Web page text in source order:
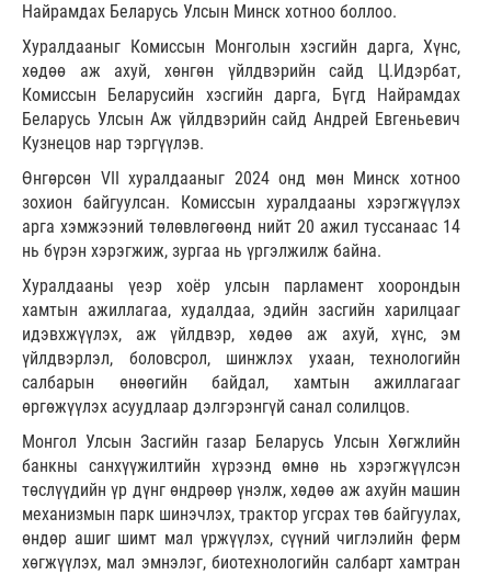
Найрамдах Беларусь Улсын Минск хотноо боллоо.
Хуралдааныг Комиссын Монголын хэсгийн дарга, Хүнс,
хөдөө аж ахуй, хөнгөн үйлдвэрийн сайд Ц.Идэрбат,
Комиссын Беларусийн хэсгийн дарга, Бүгд Найрамдах
Беларусь Улсын Аж үйлдвэрийн сайд Андрей Евгеньевич
Кузнецов нар тэргүүлэв.
Өнгөрсөн VII хуралдааныг 2024 онд мөн Минск хотноо
зохион байгуулсан. Комиссын хуралдааны хэрэгжүүлэх
арга хэмжээний төлөвлөгөөнд нийт 20 ажил туссанаас 14
нь бүрэн хэрэгжиж, зургаа нь үргэлжилж байна.
Хуралдааны үеэр хоёр улсын парламент хоорондын
хамтын ажиллагаа, худалдаа, эдийн засгийн харилцааг
идэвхжүүлэх, аж үйлдвэр, хөдөө аж ахуй, хүнс, эм
үйлдвэрлэл, боловсрол, шинжлэх ухаан, технологийн
салбарын өнөөгийн байдал, хамтын ажиллагааг
өргөжүүлэх асуудлаар дэлгэрэнгүй санал солилцов.
Монгол Улсын Засгийн газар Беларусь Улсын Хөгжлийн
банкны санхүүжилтийн хүрээнд өмнө нь хэрэгжүүлсэн
төслүүдийн үр дүнг өндрөөр үнэлж, хөдөө аж ахуйн машин
механизмын парк шинэчлэх, трактор угсрах төв байгуулах,
өндөр ашиг шимт мал үржүүлэх, сүүний чиглэлийн ферм
хөгжүүлэх, мал эмнэлэг, биотехнологийн салбарт хамтран